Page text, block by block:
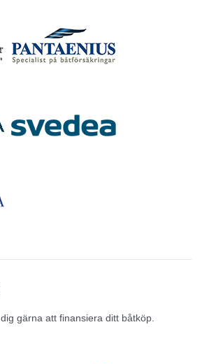
gärna att finansiera ditt båtköp.